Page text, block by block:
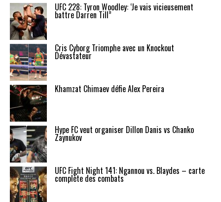
UFC 228: Tyron Woodley: ‘Je vais vicieusement
battre Darren Till”
Cris Cyborg Triomphe avec un Knockout
Dévastateur
Khamzat Chimaev défie Alex Pereira
Hype FC veut organiser Dillon Danis vs Chanko
Zaynukov
UFC Fight Night 141: Ngannou vs. Blaydes – carte
complète des combats